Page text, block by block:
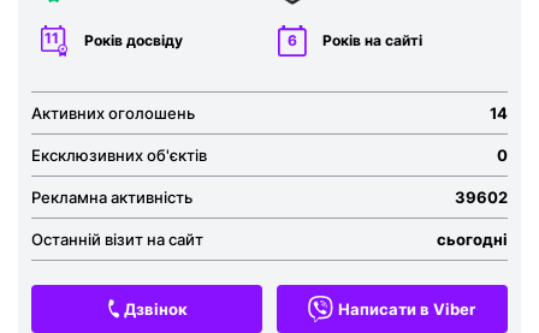
11 Років досвіду 6 Років на сайті
Активних оголошень 14
Ексклюзивних об'єктів 0
Рекламна активність 39602
Останній візит на сайт сьогодні
Дзвінок Написати в Viber